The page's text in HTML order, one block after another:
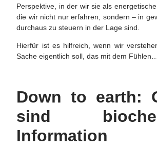
Perspektive, in der wir sie als
die wir nicht nur erfahren, sondern – in
durchaus zu steuern in der Lage sind.
Hierfür ist es hilfreich, wenn wir
Sache eigentlich soll, das mit dem Fühlen…
Down to earth:
sind
Information